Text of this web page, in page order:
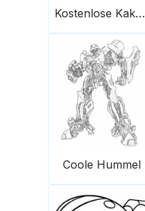
Kostenlose Kakerlake für Kinder
Coole Hummel